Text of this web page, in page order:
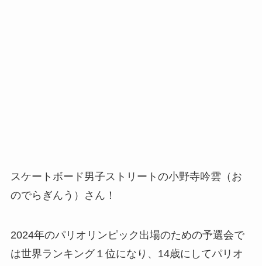
スケートボード男子ストリートの小野寺吟雲（お
のでらぎんう）さん！
2024年のパリオリンピック出場のための予選会で
は世界ランキング１位になり、14歳にしてパリオ